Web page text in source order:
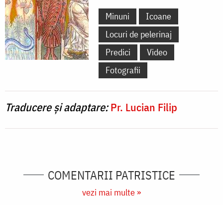
Minuni
Icoane
Locuri de pelerinaj
Predici
Video
Fotografii
Traducere și adaptare:Pr. Lucian Filip
COMENTARII PATRISTICE
vezi mai multe »